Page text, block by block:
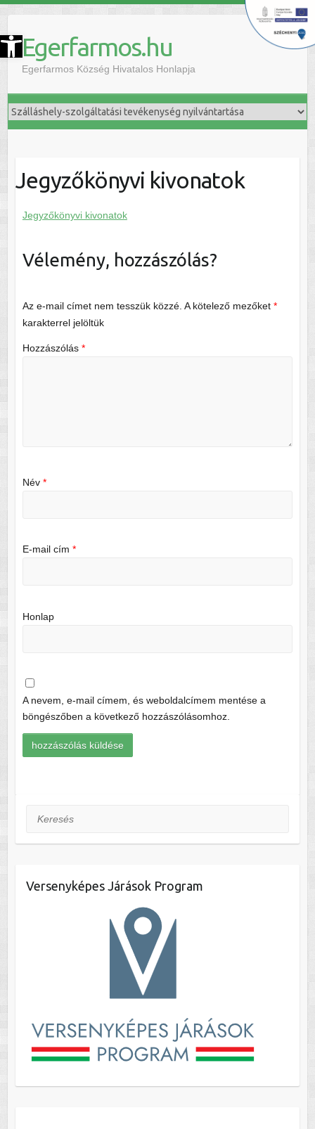
Eszköztár megnyitása Egerfarmos.hu
Egerfarmos Község Hivatalos Honlapja
Jegyzőkönyvi kivonatok
Jegyzőkönyvi kivonatok
Vélemény, hozzászólás?
Az e-mail címet nem tesszük közzé. A kötelező mezőket *
karakterrel jelöltük
Hozzászólás *
Név *
E-mail cím *
Honlap
A nevem, e-mail címem, és weboldalcímem mentése a
böngészőben a következő hozzászólásomhoz.
Keresés
Versenyképes Járások Program